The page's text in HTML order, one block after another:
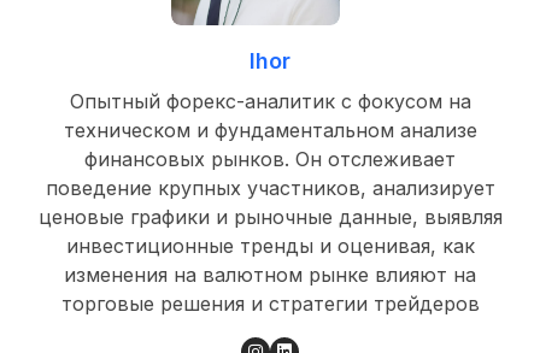
Ihor
Опытный форекс-аналитик с фокусом на
техническом и фундаментальном анализе
финансовых рынков. Он отслеживает
поведение крупных участников, анализирует
ценовые графики и рыночные данные, выявляя
инвестиционные тренды и оценивая, как
изменения на валютном рынке влияют на
торговые решения и стратегии трейдеров